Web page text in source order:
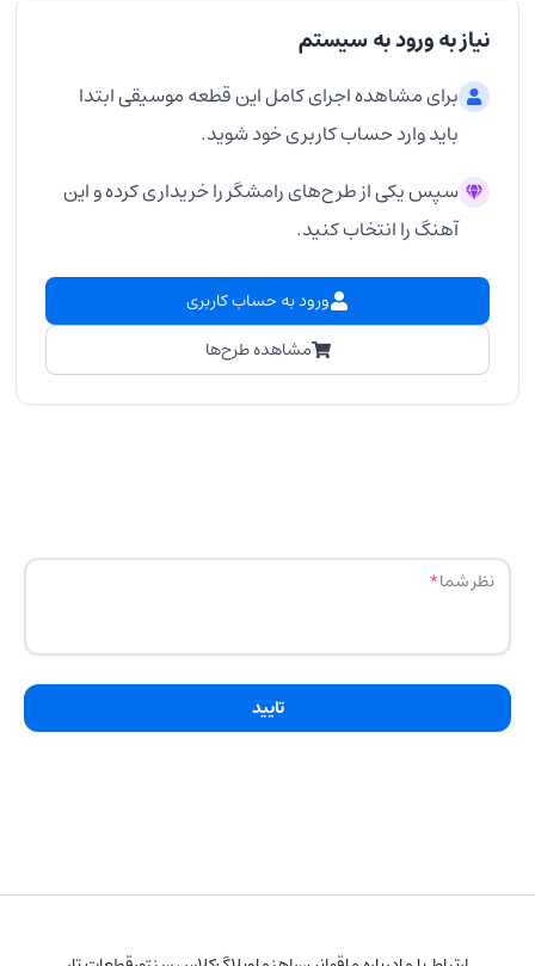
نیاز به ورود به سیستم
برای مشاهده اجرای کامل این قطعه موسیقی ابتدا
باید وارد حساب کاربری خود شوید.
سپس یکی از طرح‌های رامشگر را خریداری کرده و این
آهنگ را انتخاب کنید.
ورود به حساب کاربری
مشاهده طرح‌ها
نظر شما
تایید